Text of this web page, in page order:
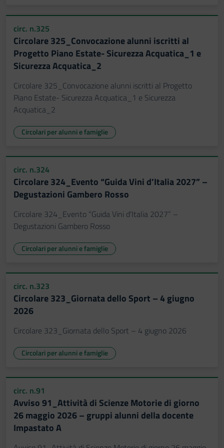
circ. n.325
Circolare 325_Convocazione alunni iscritti al
Progetto Piano Estate- Sicurezza Acquatica_1 e
Sicurezza Acquatica_2
Circolare 325_Convocazione alunni iscritti al Progetto
Piano Estate- Sicurezza Acquatica_1 e Sicurezza
Acquatica_2
Circolari per alunni e famiglie
circ. n.324
Circolare 324_Evento “Guida Vini d’Italia 2027” –
Degustazioni Gambero Rosso
Circolare 324_Evento “Guida Vini d'Italia 2027” –
Degustazioni Gambero Rosso
Circolari per alunni e famiglie
circ. n.323
Circolare 323_Giornata dello Sport – 4 giugno
2026
Circolare 323_Giornata dello Sport – 4 giugno 2026
Circolari per alunni e famiglie
circ. n.91
Avviso 91_Attività di Scienze Motorie di giorno
26 maggio 2026 – gruppi alunni della docente
Impastato A